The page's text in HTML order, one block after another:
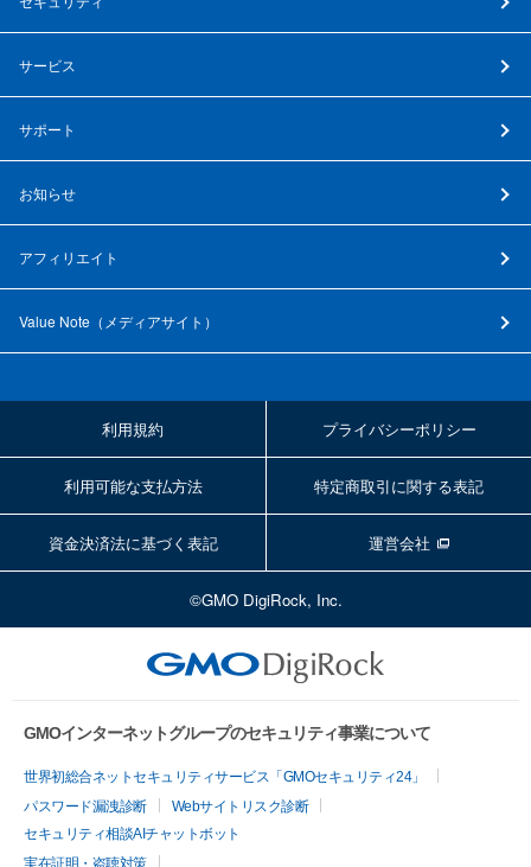
サービス
サポート
お知らせ
アフィリエイト
Value Note（ メディアサイト ）
利用規約 プライバシーポリシー
利用可能な支払方法 特定商取引に関する表記
資金決済法に基づく表記 運営会社
©GMO DigiRock, Inc.
GMOインターネットグループのセキュリティ事業について
世界初総合ネットセキュリティサービス「GMOセキュリティ24」
パスワード漏洩診断
Webサイトリスク診断
セキュリティ相談AIチャットボット
実在証明・盗聴対策